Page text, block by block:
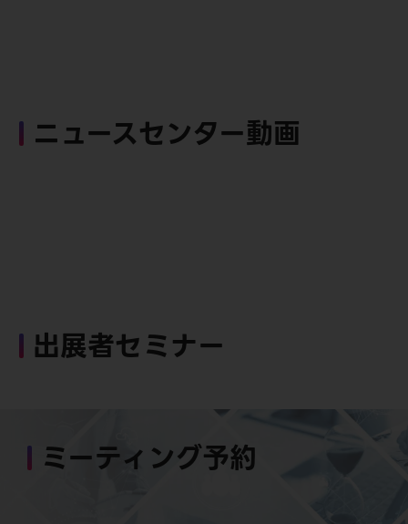
ニュースセンター動画
出展者セミナー
ミーティング予約